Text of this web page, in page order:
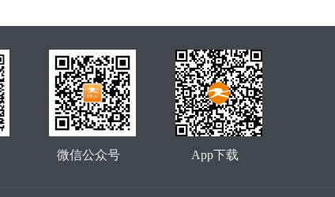
App下载
微信公众号